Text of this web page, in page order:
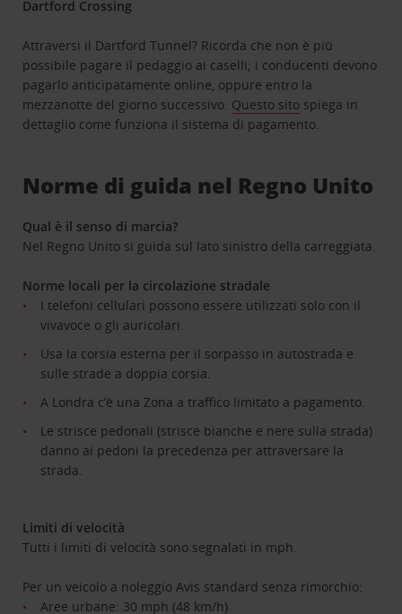
Dartford Crossing
Attraversi il Dartford Tunnel? Ricorda che non è più
possibile pagare il pedaggio ai caselli; i conducenti devono
pagarlo anticipatamente online, oppure entro la
mezzanotte del giorno successivo. Questo sito spiega in
dettaglio come funziona il sistema di pagamento.
Norme di guida nel Regno Unito
Qual è il senso di marcia?
Nel Regno Unito si guida sul lato sinistro della carreggiata.
Norme locali per la circolazione stradale
I telefoni cellulari possono essere utilizzati solo con il
vivavoce o gli auricolari.
Usa la corsia esterna per il sorpasso in autostrada e
sulle strade a doppia corsia.
A Londra c’è una Zona a traffico limitato a pagamento.
Le strisce pedonali (strisce bianche e nere sulla strada)
danno ai pedoni la precedenza per attraversare la
strada.
Limiti di velocità
Tutti i limiti di velocità sono segnalati in mph.
Per un veicolo a noleggio Avis standard senza rimorchio:
Aree urbane: 30 mph (48 km/h)